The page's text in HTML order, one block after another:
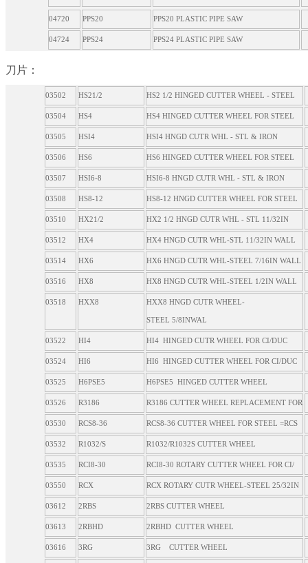
04720 PPS20 PPS20 PLASTIC PIPE SAW
04724 PPS24 PPS24 PLASTIC PIPE SAW
刀片：
03502 HS21/2 HS2 1/2 HINGED CUTTER WHEEL - STEEL
03504 HS4 HS4 HINGED CUTTER WHEEL FOR STEEL
03505 HSI4 HSI4 HNGD CUTR WHL - STL & IRON
03506 HS6 HS6 HINGED CUTTER WHEEL FOR STEEL
03507 HSI6-8 HSI6-8 HNGD CUTR WHL - STL & IRON
03508 HS8-12 HS8-12 HNGD CUTTER WHEEL FOR STEEL
03510 HX21/2 HX2 1/2 HNGD CUTR WHL - STL 11/32IN
03512 HX4 HX4 HNGD CUTR WHL-STL 11/32IN WALL
03514 HX6 HX6 HNGD CUTR WHL-STEEL 7/16IN WALL
03516 HX8 HX8 HNGD CUTR WHL-STEEL 1/2IN WALL
03518 HXX8 HXX8 HNGD CUTR WHEEL-
STEEL 5/8INWAL
03522 HI4 HI4 HINGED CUTR WHEEL FOR CI/DUC
03524 HI6 HI6 HINGED CUTTER WHEEL FOR CI/DUC
03525 H6PSE5 H6PSE5 HINGED CUTTER WHEEL
03526 R3186 R3186 CUTTER WHEEL REPLACEMENT FOR
03530 RCS8-36 RCS8-36 CUTTER WHEEL FOR STEEL =RCS
03532 R1032/S R1032/R1032S CUTTER WHEEL
03535 RCI8-30 RCI8-30 ROTARY CUTTER WHEEL FOR CI/
03550 RCX RCX ROTARY CUTR WHEEL-STEEL 25/32IN
03612 2RBS 2RBS CUTTER WHEEL
03613 2RBHD 2RBHD CUTTER WHEEL
03616 3RG 3RG CUTTER WHEEL